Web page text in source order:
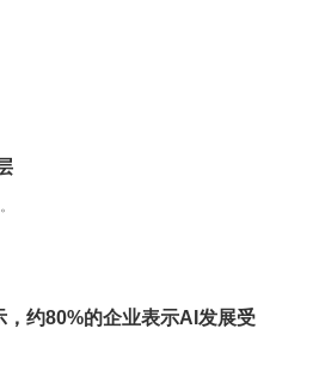
约80%的企业表示AI发展受